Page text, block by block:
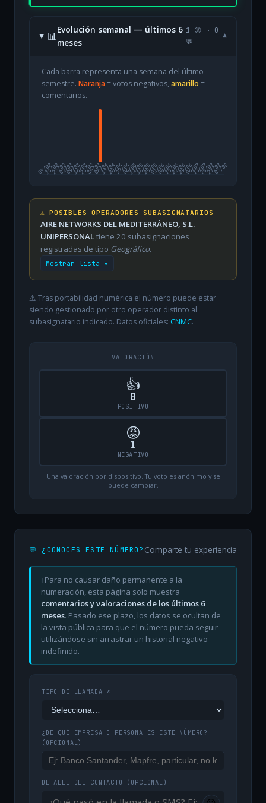
📊
Evolución semanal — últimos 6
meses
1 😡 · 0
💬
▾
Cada barra representa una semana del último
semestre. Naranja= votos negativos, amarillo =
comentarios.
09/02
16/0223/0202/0309/0316/0323/0330/0306/0413/0420/0427/0404/0511/0518/0525/0501/0608/0615/0622/0629/0606/0713/0720/0727/07
03/08
⚠️ POSIBLES OPERADORES SUBASIGNATARIOS
AIRE NETWORKS DEL MEDITERRÁNEO, S.L.
UNIPERSONALtiene 20 subasignaciones
registradas de tipo Geográfico.
Mostrar lista ▾
⚠️ Tras portabilidad numérica el número puede estar
siendo gestionado por otro operador distinto al
subasignatario indicado. Datos oficiales: CNMC.
VALORACIÓN
👍
0
POSITIVO
😡
1
NEGATIVO
Una valoración por dispositivo. Tu voto es anónimo y se
puede cambiar.
💬 ¿CONOCES ESTE NÚMERO? Comparte tu experiencia
ℹ️ Para no causar daño permanente a la
numeración, esta página solo muestra
comentarios y valoraciones de los últimos 6
meses. Pasado ese plazo, los datos se ocultan de
la vista pública para que el número pueda seguir
utilizándose sin arrastrar un historial negativo
indefinido.
TIPO DE LLAMADA *
¿DE QUÉ EMPRESA O PERSONA ES ESTE NÚMERO?
(OPCIONAL)
DETALLE DEL CONTACTO (OPCIONAL)